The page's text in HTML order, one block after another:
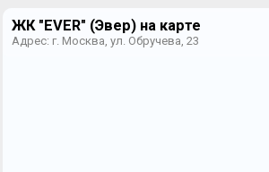
ЖК "EVER" (Эвер) на карте
Адрес: г. Москва, ул. Обручева, 23